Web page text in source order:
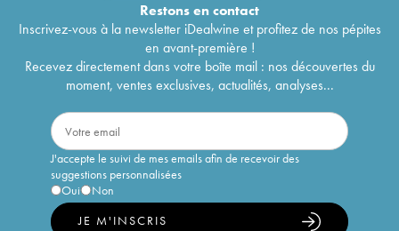
Restons encontact
Inscrivez-vous à la newsletter iDealwine et profitez de nos pépites
en avant-première !
Recevez directement dans votre boîte mail : nos découvertes du
moment, ventes exclusives, actualités, analyses...
J'accepte le suivi de mes emails afin de recevoir des
suggestions personnalisées
Oui
Non
JE M'INSCRIS